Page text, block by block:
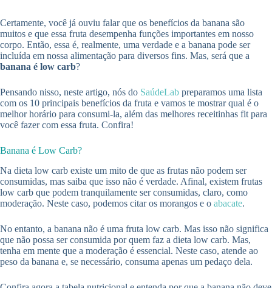
Certamente, você já ouviu falar que os benefícios da banana são
muitos e que essa fruta desempenha funções importantes em nosso
corpo. Então, essa é, realmente, uma verdade e a banana pode ser
incluída em nossa alimentação para diversos fins. Mas, será que a
banana é low carb?
Pensando nisso, neste artigo, nós do SaúdeLab preparamos uma lista
com os 10 principais benefícios da fruta e vamos te mostrar qual é o
melhor horário para consumi-la, além das melhores receitinhas fit para
você fazer com essa fruta. Confira!
Banana é Low Carb?
Na dieta low carb existe um mito de que as frutas não podem ser
consumidas, mas saiba que isso não é verdade. Afinal, existem frutas
low carb que podem tranquilamente ser consumidas, claro, como
moderação. Neste caso, podemos citar os morangos e o abacate.
No entanto, a banana não é uma fruta low carb. Mas isso não significa
que não possa ser consumida por quem faz a dieta low carb. Mas,
tenha em mente que a moderação é essencial. Neste caso, atende ao
peso da banana e, se necessário, consuma apenas um pedaço dela.